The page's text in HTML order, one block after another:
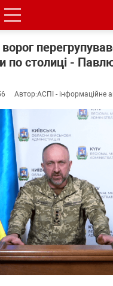
по столиці -
Автор:АСПІ - інформаційне
#ДФС #Київ